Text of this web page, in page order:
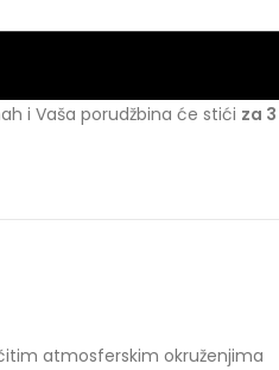
i Vaša porudžbina će stići za
atmosferskim okruženjima